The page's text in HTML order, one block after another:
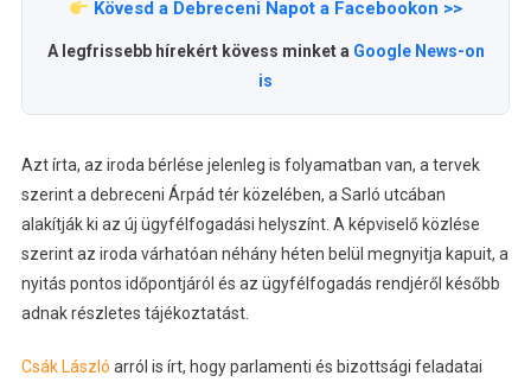
Kövesd a Debreceni Napot a Facebookon >>
A legfrissebb hírekért kövess minket a Google News-on
is
Azt írta, az iroda bérlése jelenleg is folyamatban van, a tervek
szerint a debreceni Árpád tér közelében, a Sarló utcában
alakítják ki az új ügyfélfogadási helyszínt. A képviselő közlése
szerint az iroda várhatóan néhány héten belül megnyitja kapuit, a
nyitás pontos időpontjáról és az ügyfélfogadás rendjéről később
adnak részletes tájékoztatást.
Csák László arról is írt, hogy parlamenti és bizottsági feladatai